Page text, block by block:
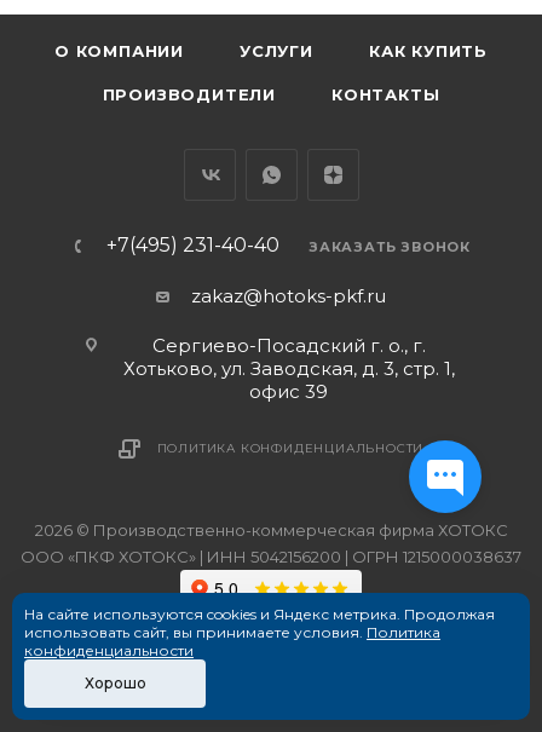
О КОМПАНИИ УСЛУГИ КАК КУПИТЬ
ПРОИЗВОДИТЕЛИ КОНТАКТЫ
+7(495) 231-40-40 ЗАКАЗАТЬ ЗВОНОК
zakaz@hotoks-pkf.ru
Сергиево-Посадский г. о., г.
Хотьково, ул. Заводская, д. 3, стр. 1,
офис 39
ПОЛИТИКА КОНФИДЕНЦИАЛЬНОСТИ
2026 © Производственно-коммерческая фирма ХОТОКС
ООО «ПКФ ХОТОКС» | ИНН 5042156200 | ОГРН 1215000038637
На сайте используются cookies и Яндекс метрика. Продолжая
использовать сайт, вы принимаете условия. Политика
конфиденциальности
Хорошо